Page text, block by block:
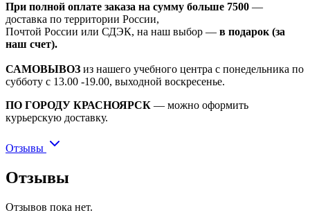
При полной оплате заказа на сумму больше 7500 —
доставка по территории России,
Почтой России или СДЭК, на наш выбор — в подарок (за
наш счет).
САМОВЫВОЗ из нашего учебного центра с понедельника по
субботу с 13.00 -19.00, выходной воскресенье.
ПО ГОРОДУ КРАСНОЯРСК — можно оформить
курьерскую доставку.
Отзывы
Отзывы
Отзывов пока нет.